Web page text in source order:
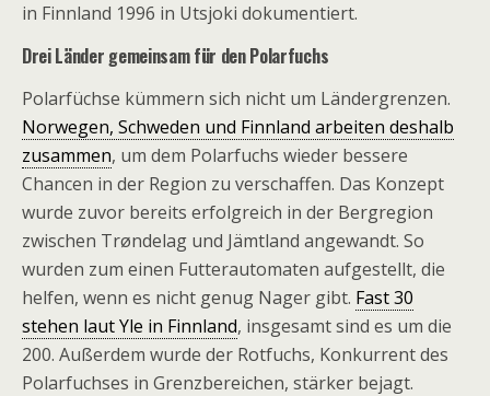
in Finnland 1996 in Utsjoki dokumentiert.
Drei Länder gemeinsam für den Polarfuchs
Polarfüchse kümmern sich nicht um Ländergrenzen.
Norwegen, Schweden und Finnland arbeiten deshalb
zusammen, um dem Polarfuchs wieder bessere
Chancen in der Region zu verschaffen. Das Konzept
wurde zuvor bereits erfolgreich in der Bergregion
zwischen Trøndelag und Jämtland angewandt. So
wurden zum einen Futterautomaten aufgestellt, die
helfen, wenn es nicht genug Nager gibt. Fast 30
stehen laut Yle in Finnland, insgesamt sind es um die
200. Außerdem wurde der Rotfuchs, Konkurrent des
Polarfuchses in Grenzbereichen, stärker bejagt.